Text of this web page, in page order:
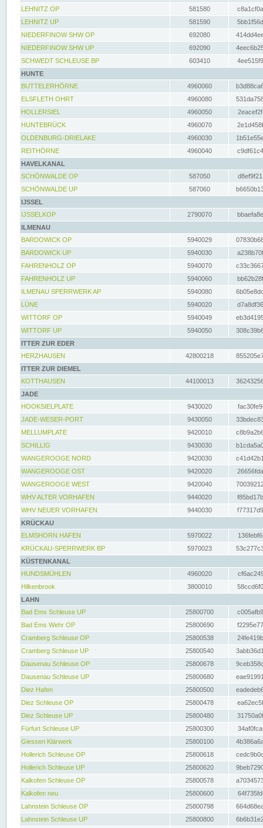
LEHNITZ OP
581580
LEHNITZ UP
581590
NIEDERFINOW SHW OP
692080
NIEDERFINOW SHW UP
692090
SCHWEDT SCHLEUSE BP
603410
HUNTE
BUTTELERHÖRNE
4960060
ELSFLETH OHRT
4960080
HOLLERSIEL
4960050
HUNTEBRÜCK
4960070
OLDENBURG-DRIELAKE
4960030
REITHÖRNE
4960040
HAVELKANAL
SCHÖNWALDE OP
587050
SCHÖNWALDE UP
587060
IJSSEL
IJSSELKOP
2790070
ILMENAU
BARDOWICK OP
5940029
BARDOWICK UP
5940030
FAHRENHOLZ OP
5940070
FAHRENHOLZ UP
5940060
ILMENAU SPERRWERK AP
5940080
LÜNE
5940020
WITTORF OP
5940049
WITTORF UP
5940050
ITTER ZUR EDER
HERZHAUSEN
42800218
ITTER ZUR DIEMEL
KOTTHAUSEN
44100013
JADE
HOOKSIELPLATE
9430020
JADE-WESER-PORT
9430050
MELLUMPLATE
9420010
SCHILLIG
9430030
WANGEROOGE NORD
9420030
WANGEROOGE OST
9420020
WANGEROOGE WEST
9420040
WHV ALTER VORHAFEN
9440020
WHV NEUER VORHAFEN
9440030
KRÜCKAU
ELMSHORN HAFEN
5970022
KRÜCKAU-SPERRWERK BP
5970023
KÜSTENKANAL
HUNDSMÜHLEN
4960020
Hilkenbrook
3800010
LAHN
Bad Ems Schleuse UP
25800700
Bad Ems Wehr OP
25800690
Cramberg Schleuse OP
25800538
Cramberg Schleuse UP
25800540
Dausenau Schleuse OP
25800678
Dausenau Schleuse UP
25800680
Diez Hafen
25800500
Diez Schleuse OP
25800478
Diez Schleuse UP
25800480
Fürfurt Schleuse UP
25800300
Giessen Klärwerk
25800100
Hollerich Schleuse OP
25800618
Hollerich Schleuse UP
25800620
Kalkofen Schleuse OP
25800578
Kalkofen neu
25800600
Lahnstein Schleuse OP
25800798
Lahnstein Schleuse UP
25800800